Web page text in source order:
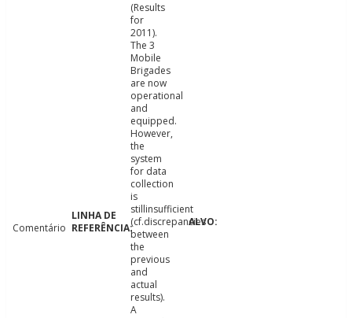
Comentário
(Results
for
2011).
The 3
Mobile
Brigades
are now
operational
and
equipped.
However,
the
system
for data
collection
is
stillinsufficient
(cf.discrepancies
between
the
previous
and
actual
results).
A